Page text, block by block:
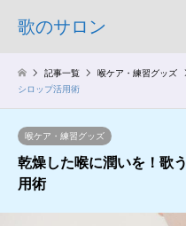
歌のサロン
記事一覧 喉ケア・練習グッズ
シロップ活用術
喉ケア・練習グッズ
乾燥した喉に潤いを！歌
用術